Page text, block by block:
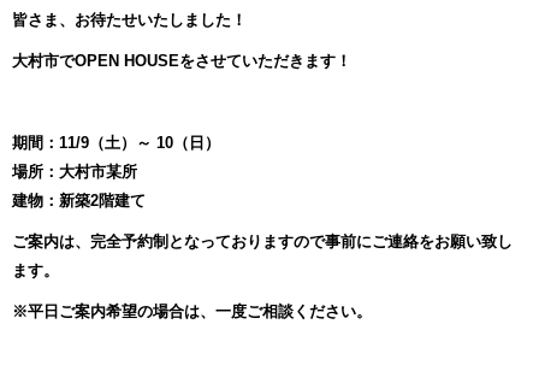
皆さま、お待たせいたしました！
大村市でOPEN HOUSEをさせていただきます！
期間：11/9（土）～ 10（日）
場所：大村市某所
建物：新築2階建て
ご案内は、完全予約制となっておりますので事前にご連絡をお願い致し
ます。
※平日ご案内希望の場合は、一度ご相談ください。